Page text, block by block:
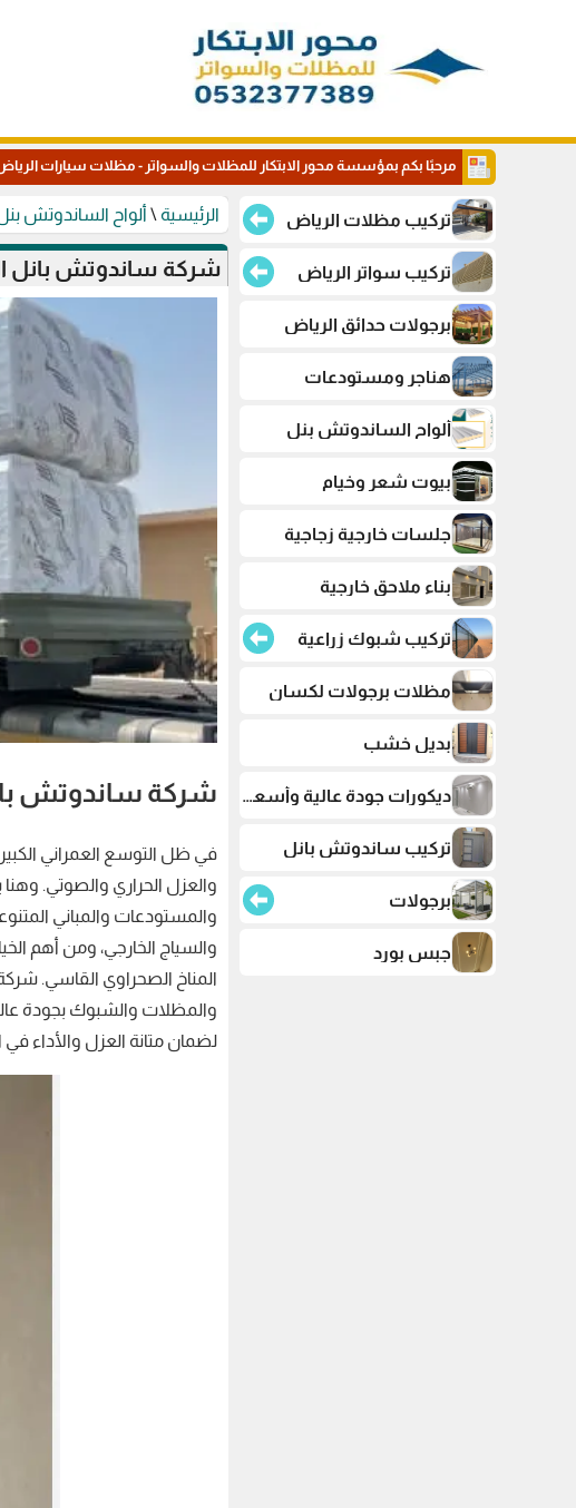
مرحبًا بكم بمؤسسة محور الابتكار للمظلات والسواتر - مظلات سيارات
تركيب مظلات الرياض
تركيب سواتر الرياض
برجولات حدائق الرياض
هناجر ومستودعات
ألواح الساندوتش بنل
بيوت شعر وخيام
جلسات خارجية زجاجية
بناء ملاحق خارجية
تركيب شبوك زراعية
مظلات برجولات لكسان
بديل خشب
ديكورات جودة عالية وأسعار تنافسية
تركيب ساندوتش بانل
برجولات
جبس بورد
الرئيسية \ ألواح الساندوتش
شركة ساندوتش بانل
شركة ساندوتش
في ظل التوسع العمراني
والعزل الحراري والصوتي. وهنا
والمستودعات والمباني
والسياج الخارجي، ومن أهم
المناخ الصحراوي القاسي.
لضمان متانة العزل والأداء في